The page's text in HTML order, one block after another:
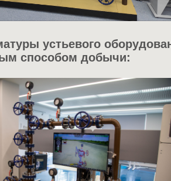
устьевого
способом добычи: